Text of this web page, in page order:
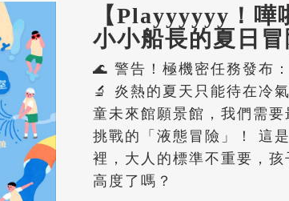
【Playyyyyy！嘩
小小船長的夏日
🌊 警告！極機密任務發布
🔬 炎熱的夏天只能待在冷
童未來館願景館，我們需
挑戰的「液態冒險」！ 這
裡，大人的標準不重要，
高度了嗎？